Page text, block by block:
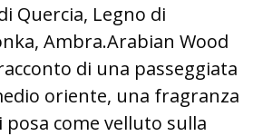
Quercia, Legno di
Ambra.Arabian Wood
di una passeggiata
oriente, una fragranza
come velluto sulla